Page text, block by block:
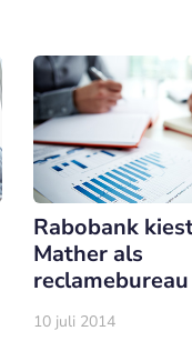
intr
Rabobank
Mather als
reclamebureau
10 juli 2014